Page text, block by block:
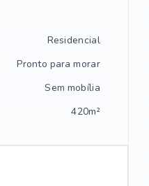
Residencial
Pronto para morar
Sem mobília
420m²